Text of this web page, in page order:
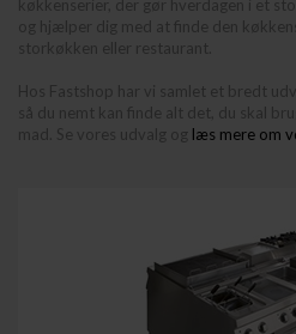
køkkenserier, der gør hverdagen i et
og hjælper dig med at finde den
storkøkken eller restaurant.
Hos Fastshop har vi samlet et bredt
så du nemt kan finde alt det, du skal
mad. Se vores udvalg og læs mere om